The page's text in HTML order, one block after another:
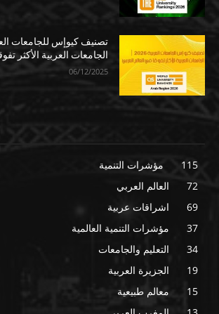
الجامعات العربية الأكثر
06/12/2025
مؤشرات التنمية
115
العالم العربي
72
اشراقات عربية
69
مؤشرات التنمية العالمية
37
التعليم والجامعات
34
الجزيرة العربية
19
معالم طبيعية
15